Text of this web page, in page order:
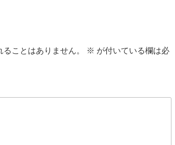
ことはありません。 ※ が付いている欄は必